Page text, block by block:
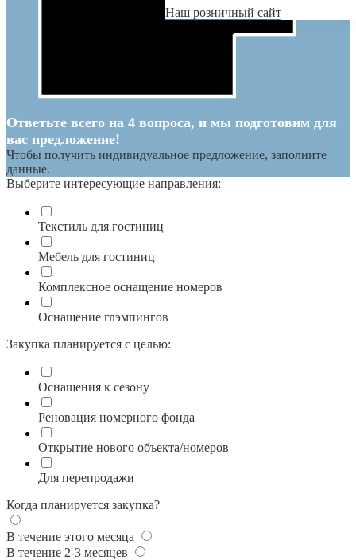
Наш розничный сайт
Ответьте всего на 4 вопроса, и мы подготовим для
вас предложение!
Чтобы получить индивидуальное предложение, заполните
данные.
Выберите интересующие направления:
Текстиль для гостиниц
Мебель для гостиниц
Комплексное оснащение номеров
Оснащение глэмпингов
Закупка планируется с целью:
Оснащения к сезону
Реновация номерного фонда
Открытие нового объекта/номеров
Для перепродажи
Когда планируется закупка?
В течение этого месяца
В течение 2-3 месяцев